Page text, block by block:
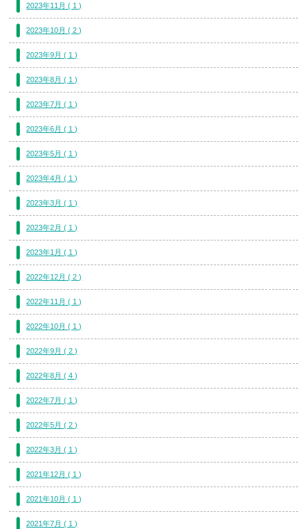
2023年11月 ( 1 )
2023年10月 ( 2 )
2023年9月 ( 1 )
2023年8月 ( 1 )
2023年7月 ( 1 )
2023年6月 ( 1 )
2023年5月 ( 1 )
2023年4月 ( 1 )
2023年3月 ( 1 )
2023年2月 ( 1 )
2023年1月 ( 1 )
2022年12月 ( 2 )
2022年11月 ( 1 )
2022年10月 ( 1 )
2022年9月 ( 2 )
2022年8月 ( 4 )
2022年7月 ( 1 )
2022年5月 ( 2 )
2022年3月 ( 1 )
2021年12月 ( 1 )
2021年10月 ( 1 )
2021年7月 ( 1 )